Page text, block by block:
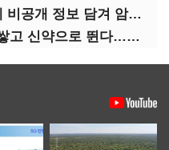
모두의 창업 플랫폼, API에 비공개 정보 담겨 암호키까지 새나갔다
(내일의 거인들)진단으로 쌓고 신약으로 뛴다…세니젠의 대전환